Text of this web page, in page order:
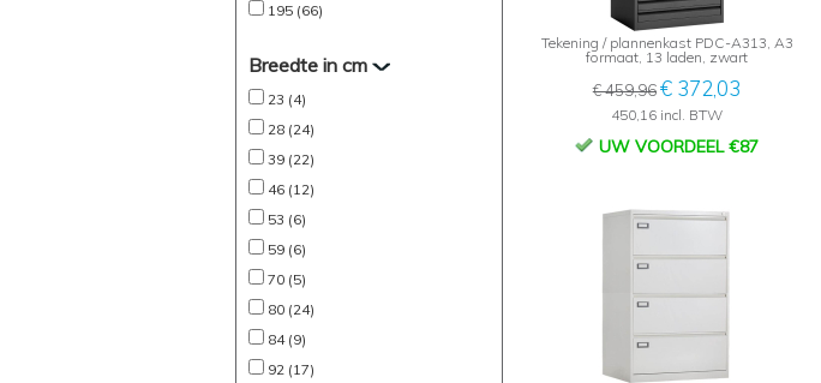
195 (66)
Breedte in cm
23 (4)
28 (24)
39 (22)
46 (12)
53 (6)
59 (6)
70 (5)
80 (24)
84 (9)
92 (17)
Tekening / plannenkast PDC-A313, A3
formaat, 13 laden, zwart
€ 459,96€ 372,03
450,16 incl. BTW
UW VOORDEEL €87